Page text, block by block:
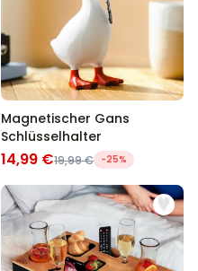
Magnetischer Gans
Schlüsselhalter
14,99 €19,99 € -25%